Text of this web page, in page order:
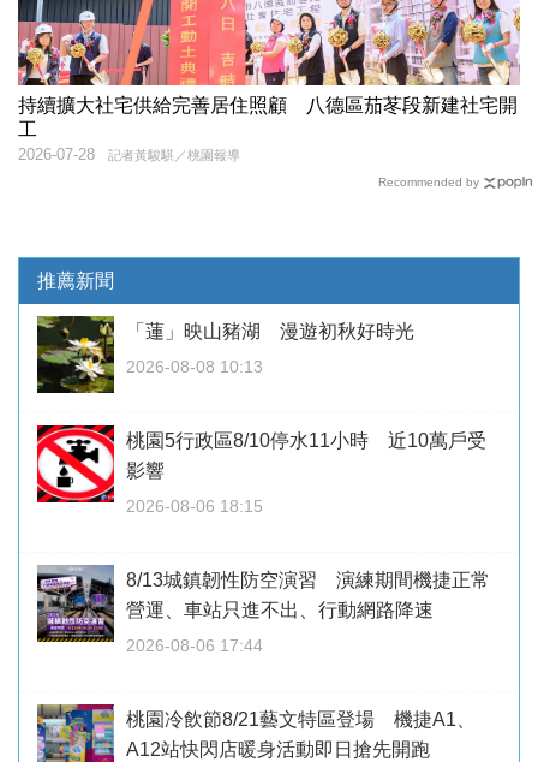
持續擴大社宅供給完善居住照顧 八德區茄苳段新建社宅開
工
記者黃駿騏／桃園報導
2026-07-28
Recommended by
推薦新聞
「蓮」映山豬湖 漫遊初秋好時光
2026-08-08 10:13
桃園5行政區8/10停水11小時 近10萬戶受
影響
2026-08-06 18:15
8/13城鎮韌性防空演習 演練期間機捷正常
營運、車站只進不出、行動網路降速
2026-08-06 17:44
桃園冷飲節8/21藝文特區登場 機捷A1、
A12站快閃店暖身活動即日搶先開跑